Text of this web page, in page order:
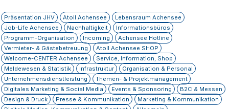
Präsentation JHV Atoll Achensee
Lebensraum Achensee
Job-Life Achensee
Nachhaltigkeit
Informationsbüros
Programm-Organisation
Incoming
Achensee Hotline
Vermieter- & Gästebetreuung
Atoll Achensee SHOP
Welcome-CENTER Achensee
Service, Information, Shop
Meldewesen & Statistik
Infrastruktur
Organisation & Personal
Unternehmensdienstleistung
Themen- & Projektmanagement
Digitales Marketing & Social Media
Events & Sponsoring
B2C & Messen
Design & Druck
Presse & Kommunikation
Marketing & Kommunikation